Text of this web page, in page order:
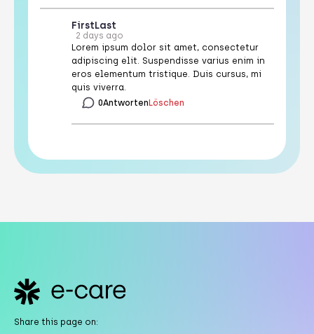
FirstLast
2 days ago
Lorem ipsum dolor sit amet, consectetur
adipiscing elit. Suspendisse varius enim in
eros elementum tristique. Duis cursus, mi
quis viverra.
0AntwortenLöschen
Share this page on: